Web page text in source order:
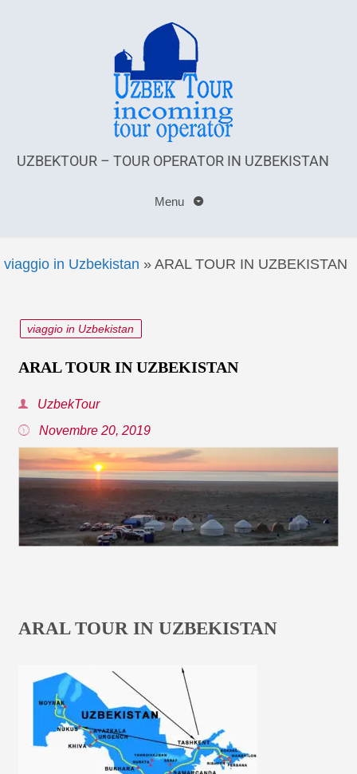
UZBEKTOUR – TOUR OPERATOR IN UZBEKISTAN
Menu
viaggio in Uzbekistan » ARAL TOUR IN UZBEKISTAN
viaggio in Uzbekistan
ARAL TOUR IN UZBEKISTAN
UzbekTour
Novembre 20, 2019
ARAL TOUR IN UZBEKISTAN